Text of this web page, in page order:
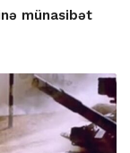
münasibət